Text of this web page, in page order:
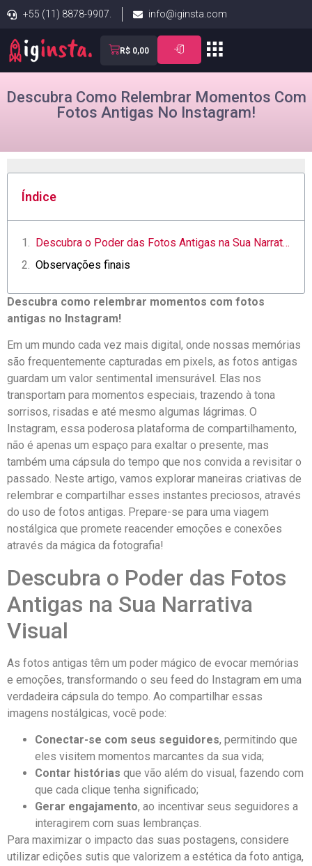
+55 (11) 8878-9907. info@iginsta.com
R$ 0,00
Descubra Como Relembrar Momentos Com
Fotos Antigas No Instagram!
Índice
Descubra o Poder das Fotos Antigas na Sua Narrativa Visual
Observações finais
Descubra como relembrar ‍momentos com fotos
antigas no‌ Instagram!
Em um mundo cada vez mais digital, onde nossas memórias
são⁣ frequentemente capturadas em pixels, as fotos antigas‌
guardam ‍um‌ valor sentimental imensurável. Elas ⁣nos
transportam para momentos especiais, trazendo à tona
sorrisos,⁢ risadas e até mesmo algumas lágrimas. O
Instagram, essa poderosa plataforma de ​compartilhamento,
não‍ é apenas um espaço ​para exaltar o presente, mas
também uma⁣ cápsula do tempo que nos convida a ⁢revisitar o
passado.⁣ Neste artigo, vamos explorar ‌maneiras criativas de
relembrar e compartilhar esses instantes ⁢preciosos, através
do ‍uso de fotos antigas. Prepare-se para uma⁣ viagem
nostálgica que promete reacender emoções e conexões
através ​da mágica da fotografia!
Descubra o Poder das Fotos
Antigas na Sua Narrativa
Visual
As fotos antigas‌ têm um poder mágico de evocar memórias
e emoções, transformando o seu feed do Instagram em uma
verdadeira cápsula do tempo. Ao compartilhar essas⁣
imagens nostálgicas, você pode:
Conectar-se com seus seguidores, permitindo que
‍eles⁣ visitem momentos marcantes da sua ​vida;
Contar histórias que vão⁣ além do visual,⁤ fazendo com
que cada clique⁤ tenha significado;
Gerar‍ engajamento, ao incentivar seus seguidores a
interagirem com suas lembranças.
Para ‍maximizar⁢ o impacto das suas postagens,​ considere
utilizar edições sutis que valorizem a ⁢estética da foto antiga,